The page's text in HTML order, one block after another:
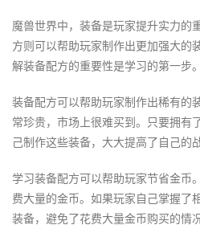
魔兽世界中，装备是玩家提升实力的
方则可以帮助玩家制作出更加强大的
解装备配方的重要性是学习的第一步。
装备配方可以帮助玩家制作出稀有的
常珍贵，市场上很难买到。只要拥有
己制作这些装备，大大提高了自己的
学习装备配方可以帮助玩家节省金币
费大量的金币。如果玩家自己掌握了
装备，避免了花费大量金币购买的情况